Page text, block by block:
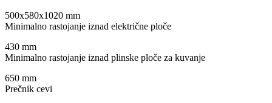
500x580x1020 mm
Minimalno rastojanje iznad električne ploče
430 mm
Minimalno rastojanje iznad plinske ploče za kuvanje
650 mm
Prečnik cevi